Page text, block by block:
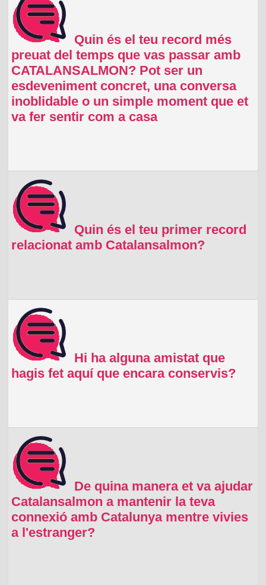
Quin és el teu record més
preuat del temps que vas passar amb
CATALANSALMON? Pot ser un
esdeveniment concret, una conversa
inoblidable o un simple moment que et
va fer sentir com a casa
Quin és el teu primer record
relacionat amb Catalansalmon?
Hi ha alguna amistat que
hagis fet aquí que encara conservis?
De quina manera et va ajudar
Catalansalmon a mantenir la teva
connexió amb Catalunya mentre vivies
a l'estranger?